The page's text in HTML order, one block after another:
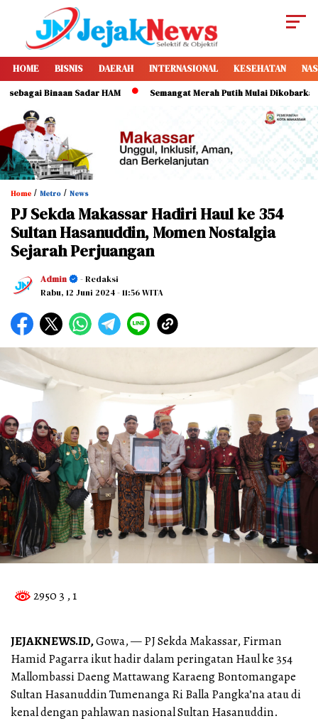
HOME BISNIS DAERAH INTERNASIONAL KESEHATAN
Sadar HAM Semangat Merah Putih Mulai Dikobarkan, Pemkot
Home / Metro / News
PJ Sekda Makassar Hadiri Haul ke 354
Sultan Hasanuddin, Momen Nostalgia
Sejarah Perjuangan
Admin
- Redaksi
Rabu, 12 Juni 2024- 11:56 WITA
2950 3 , 1
JEJAKNEWS.ID,Gowa, — PJ Sekda Makassar, Firman
Hamid Pagarra ikut hadir dalam peringatan Haul ke 354
Mallombassi Daeng Mattawang Karaeng Bontomangape
Sultan Hasanuddin Tumenanga Ri Balla Pangka’na atau di
kenal dengan pahlawan nasional Sultan Hasanuddin.